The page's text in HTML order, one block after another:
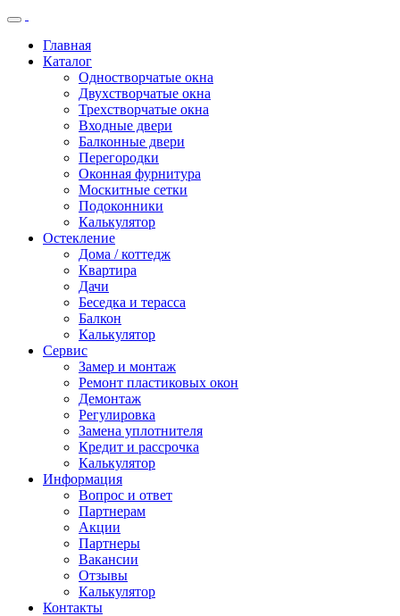
Главная
Каталог
Одностворчатые окна
Двухстворчатые окна
Трехстворчатые окна
Входные двери
Балконные двери
Перегородки
Оконная фурнитура
Москитные сетки
Подоконники
Калькулятор
Остекление
Дома / коттедж
Квартира
Дачи
Беседка и терасса
Балкон
Калькулятор
Сервис
Замер и монтаж
Ремонт пластиковых окон
Демонтаж
Регулировка
Замена уплотнителя
Кредит и рассрочка
Калькулятор
Информация
Вопрос и ответ
Партнерам
Акции
Партнеры
Вакансии
Отзывы
Калькулятор
Контакты